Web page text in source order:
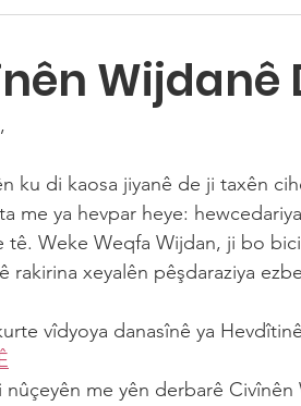
Wijdanê
ku di kaosa jiyanê de ji taxên
me ya hevpar heye:
tê. Weke Weqfa Wijdan, ji bo
rakirina xeyalên pêşdaraziya
vîdyoya danasînê ya
nûçeyên me yên derbarê